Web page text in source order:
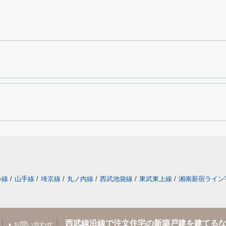
/ 山手線 / 埼京線 / 丸ノ内線 / 西武池袋線 / 東武東上線 / 湘南新宿ライン
お問い合わせ 西武線沿線で注文住宅の新築戸建を建てる